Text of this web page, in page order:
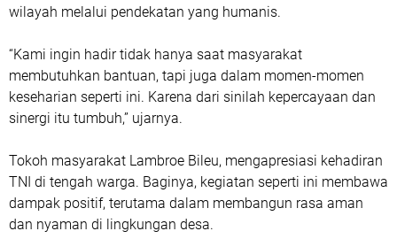
wilayah melalui pendekatan yang humanis.
“Kami ingin hadir tidak hanya saat masyarakat
membutuhkan bantuan, tapi juga dalam momen-momen
keseharian seperti ini. Karena dari sinilah kepercayaan dan
sinergi itu tumbuh,” ujarnya.
Tokoh masyarakat Lambroe Bileu, mengapresiasi kehadiran
TNI di tengah warga. Baginya, kegiatan seperti ini membawa
dampak positif, terutama dalam membangun rasa aman
dan nyaman di lingkungan desa.